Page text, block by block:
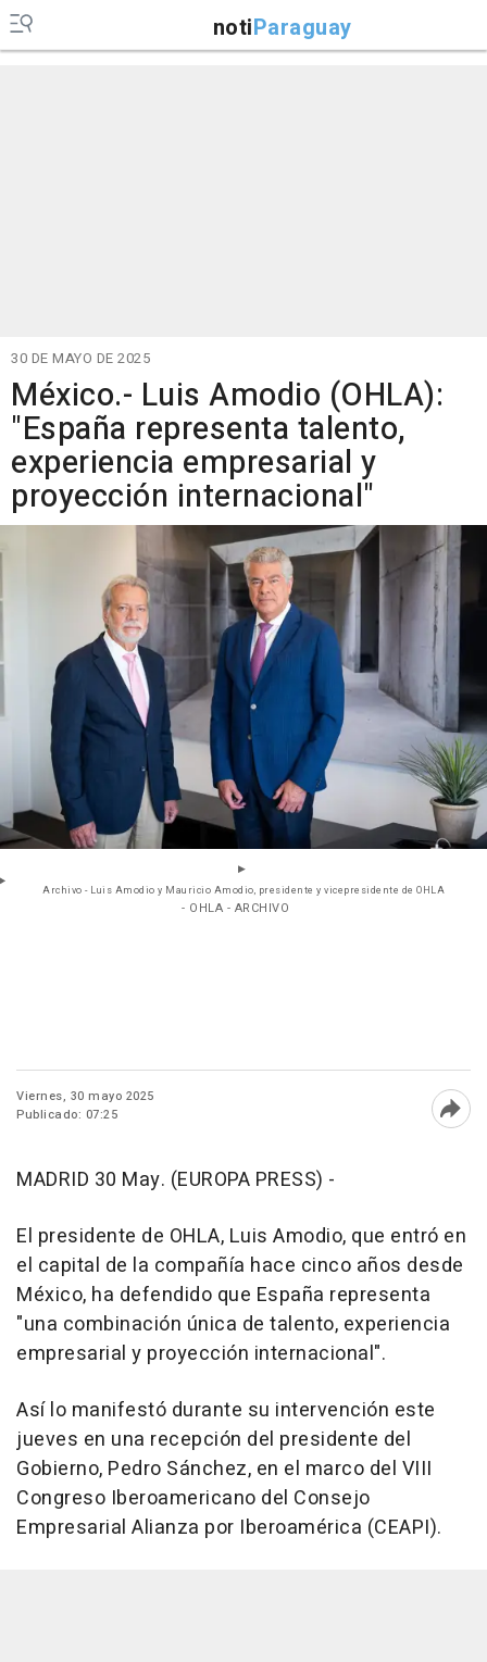
notiParaguay
30 DE MAYO DE 2025
México.- Luis Amodio (OHLA):
"España representa talento,
experiencia empresarial y
proyección internacional"
Archivo - Luis Amodio y Mauricio Amodio, presidente y vicepresidente de OHLA
- OHLA - ARCHIVO
Viernes, 30 mayo 2025
Publicado: 07:25
MADRID 30 May. (EUROPA PRESS) -
El presidente de OHLA, Luis Amodio, que entró en
el capital de la compañía hace cinco años desde
México, ha defendido que España representa
"una combinación única de talento, experiencia
empresarial y proyección internacional".
Así lo manifestó durante su intervención este
jueves en una recepción del presidente del
Gobierno, Pedro Sánchez, en el marco del VIII
Congreso Iberoamericano del Consejo
Empresarial Alianza por Iberoamérica (CEAPI).